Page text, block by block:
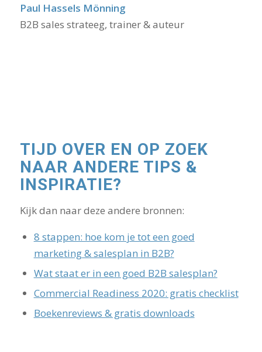
Paul Hassels Mönning
B2B sales strateeg, trainer & auteur
TIJD OVER EN OP ZOEK
NAAR ANDERE TIPS &
INSPIRATIE?
Kijk dan naar deze andere bronnen:
8 stappen: hoe kom je tot een goed
marketing & salesplan in B2B?
Wat staat er in een goed B2B salesplan?
Commercial Readiness 2020: gratis checklist
Boekenreviews & gratis downloads